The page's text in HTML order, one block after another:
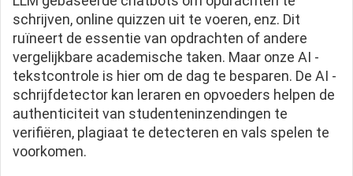
schrijven, online quizzen uit te voeren, enz. Dit
ruïneert de essentie van opdrachten of andere
vergelijkbare academische taken. Maar onze AI -
tekstcontrole is hier om de dag te besparen. De AI -
schrijfdetector kan leraren en opvoeders helpen de
authenticiteit van studenteninzendingen te
verifiëren, plagiaat te detecteren en vals spelen te
voorkomen.